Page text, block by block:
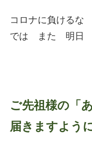
コロナに負けるな
では また 明日
ご先祖様の「
届きますよう